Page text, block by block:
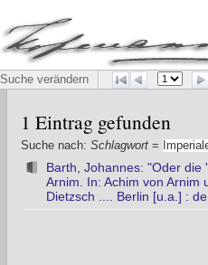
Suche verändern
1 Eintrag gefunden
Suche nach: Schlagwort =
Barth, Johannes: "Oder die
Arnim. In: Achim von Arnim
Dietzsch .... Berlin [u.a.] :